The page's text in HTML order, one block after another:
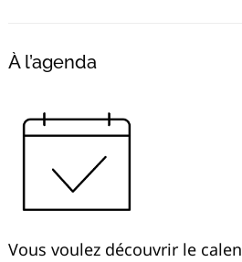
À l’agenda
Vous voulez découvrir le